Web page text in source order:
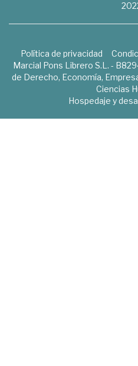
Política de privacidad
Marcial Pons Librero S.L. -
de Derecho, Economía,
Ciencias
Hospedaje y